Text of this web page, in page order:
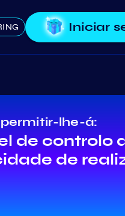
Iniciar
lhe-á:
de controlo
de